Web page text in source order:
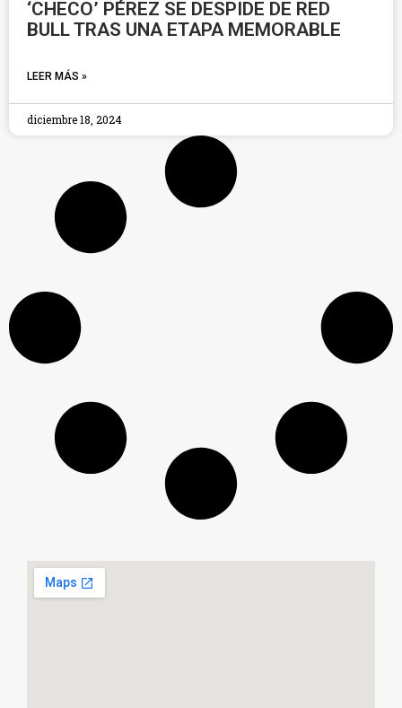
‘CHECO’ PÉREZ SE DESPIDE DE RED
BULL TRAS UNA ETAPA MEMORABLE
LEER MÁS »
diciembre 18, 2024